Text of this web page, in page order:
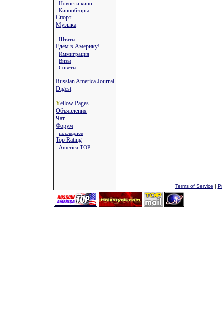
Новости кино
Кинообзоры
Спорт
Музыка
Штаты
Едем в Америку!
Иммиграция
Визы
Советы
Russian America Journal
Digest
Yellow Pages
Объявления
Чат
Форум
последнее
Top Rating
America TOP
Terms of Service |